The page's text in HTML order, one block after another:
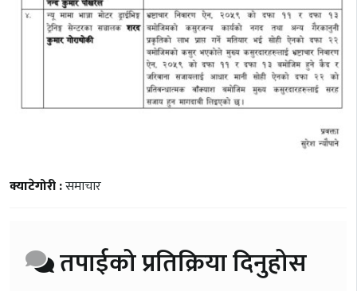
क्याटेगोरी :समाचार
तपाईको प्रतिक्रिया दिनुहोस